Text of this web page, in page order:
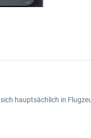
hauptsächlich in